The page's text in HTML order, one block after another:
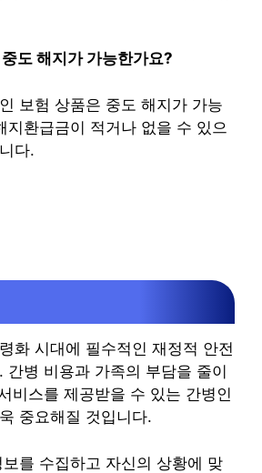
도 해지가 가능한가요?
보험 상품은 중도 해지가 가능
지환급금이 적거나 없을 수 있으
다.
화 시대에 필수적인 재정적 안전
간병 비용과 가족의 부담을 줄이
비스를 제공받을 수 있는 간병인
중요해질 것입니다.
를 수집하고 자신의 상황에 맞